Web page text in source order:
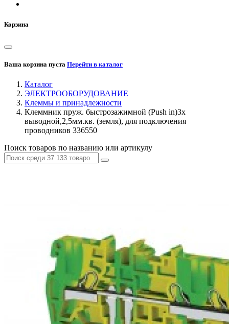
Корзина
Ваша корзина пуста Перейти в каталог
Каталог
ЭЛЕКТРООБОРУДОВАНИЕ
Клеммы и принадлежности
Клеммник пруж. быстрозажимной (Push in)3х
выводной,2,5мм.кв. (земля), для подключения
проводников 336550
Поиск товаров по названию или артикулу